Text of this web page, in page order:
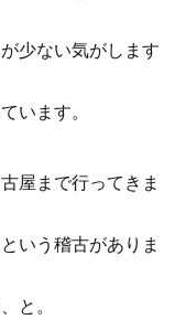
少ない気がします
います。
屋まで行ってきま
いう稽古がありま
と。